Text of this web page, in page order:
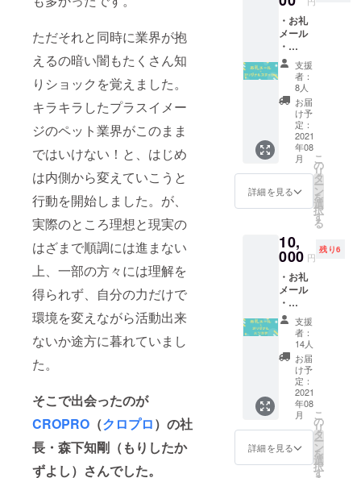
ただそれと同時に業界が抱
えるの暗い闇もたくさん知
りショックを覚えました。
キラキラしたプラスイメー
ジのペット業界がこのまま
ではいけない！と、はじめ
は内側から変えていこうと
行動を開始しました。が、
実際のところ理想と現実の
はざまで順調には進まない
上、一部の方々には理解を
得られず、自分の力だけで
環境を変えながら活動出来
ないか途方に暮れていまし
た。
そこで出会ったのが
CROPRO （クロプロ）の社
長・森下知剛（もりしたか
ずよし）さんでした。
とでなんと
か解決出来
ないか？と
ずっと考え
ていました
が、資金的
な問題もあ
り進めるこ
とが出来ま
せんでし
た。そんな
中、「一緒
よう！」と
共感し、背
中を押して
くれる森下
社長と出会
い、プロ
ジェクトを
始めまし
た。趣味は
大好きな犬
と過ごす事
です。
・お礼
メール
・
BIBICH
Eオリジ
ナルス
テッ
カー
（サイ
ズ：7㎝
×7㎝）
※2021
年8月～
11月の
間にお
届けし
支援
者：
8人
お届
け予
定：
2021
年08
月
詳細を見る
こ
の
リ
タ
ー
ン
を
選
択
す
る
10,
000 円
残り6
・お礼
メール
・
BIBICH
Eオリジ
ナルハ
ンカチ
（素
材：綿
100％、
30/2
シャー
リン
グ、
14g/枚
（45
支援
者：
14人
お届
け予
定：
2021
年08
月
詳細を見る
こ
の
リ
タ
ー
ン
を
選
択
す